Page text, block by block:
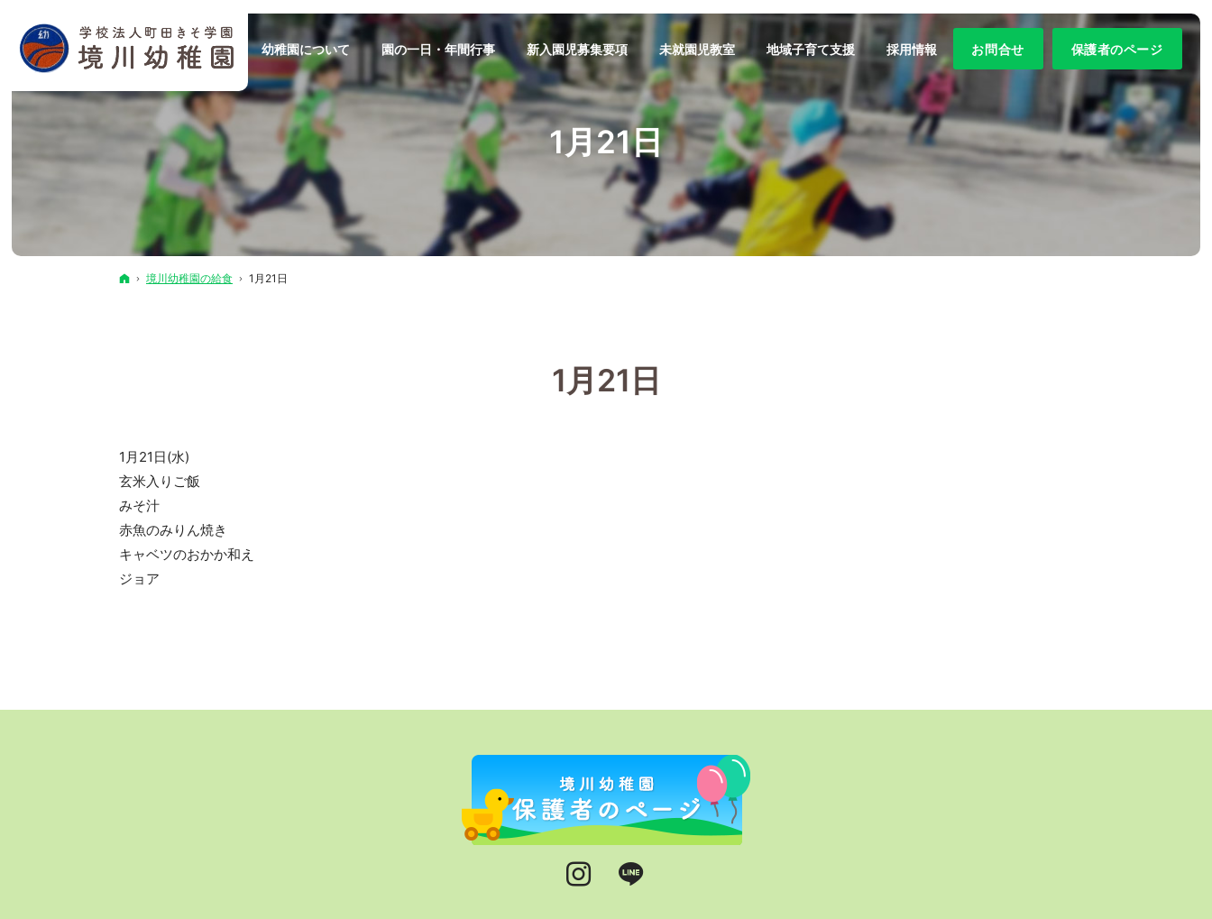
1月21日
ホーム
境川幼稚園の給食 1月21日
1月21日
1月21日(水)
玄米入りご飯
みそ汁
赤魚のみりん焼き
キャベツのおかか和え
ジョア
幼稚園について 園の一日・年間行事 新入園児募集要項 未就園児教室 地域子育て支援 採用情報 お問合せ 保護者のページ
Instagram